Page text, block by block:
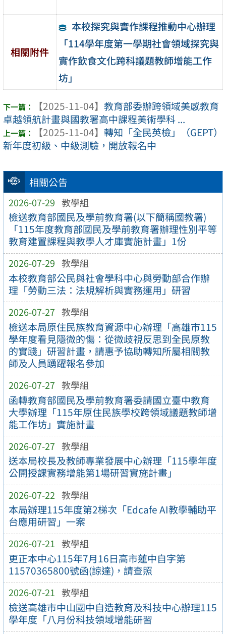
相關公告
2026-07-29 教學組
檢送教育部國民及學前教育署(以下簡稱國教署)
「115年度教育部國民及學前教育署辦理性別平等
教育建置課程與教學人才庫實施計畫」1份
2026-07-29 教學組
本校教育部公民與社會學科中心與勞動部合作辦
理「勞動三法：法規解析與實務運用」研習
2026-07-27 教學組
檢送本局原住民族教育資源中心辦理「高雄市115
學年度看見隱微的傷：從微歧視反思到全民原教
的實踐」研習計畫，請惠予協助轉知所屬相關教
師及人員踴躍報名參加
2026-07-27 教學組
函轉教育部國民及學前教育署委請國立臺中教育
大學辦理「115年原住民族學校跨領域議題教師增
能工作坊」實施計畫
2026-07-27 教學組
送本局校長及教師專業發展中心辦理「115學年度
公開授課實務增能第1場研習實施計畫」
2026-07-22 教學組
本局辦理115年度第2梯次「Edcafe AI教學輔助平
台應用研習」一案
2026-07-21 教學組
更正本中心115年7月16日高市蓮中自字第
11570365800號函(諒達)，請查照
2026-07-21 教學組
檢送高雄市中山國中自造教育及科技中心辦理115
學年度「八月份科技領域增能研習
相關附件
本校探究與實作課程推動中心辦理
「114學年度第一學期社會領域探究與
實作飲食文化跨科議題教師增能工作
坊」
【2025-11-04】 教育部委辦跨領域美感教育
卓越領航計畫與國教署高中課程美術學科 ...
【2025-11-04】 轉知「全民英檢」（GEPT）
新年度初級、中級測驗，開放報名中